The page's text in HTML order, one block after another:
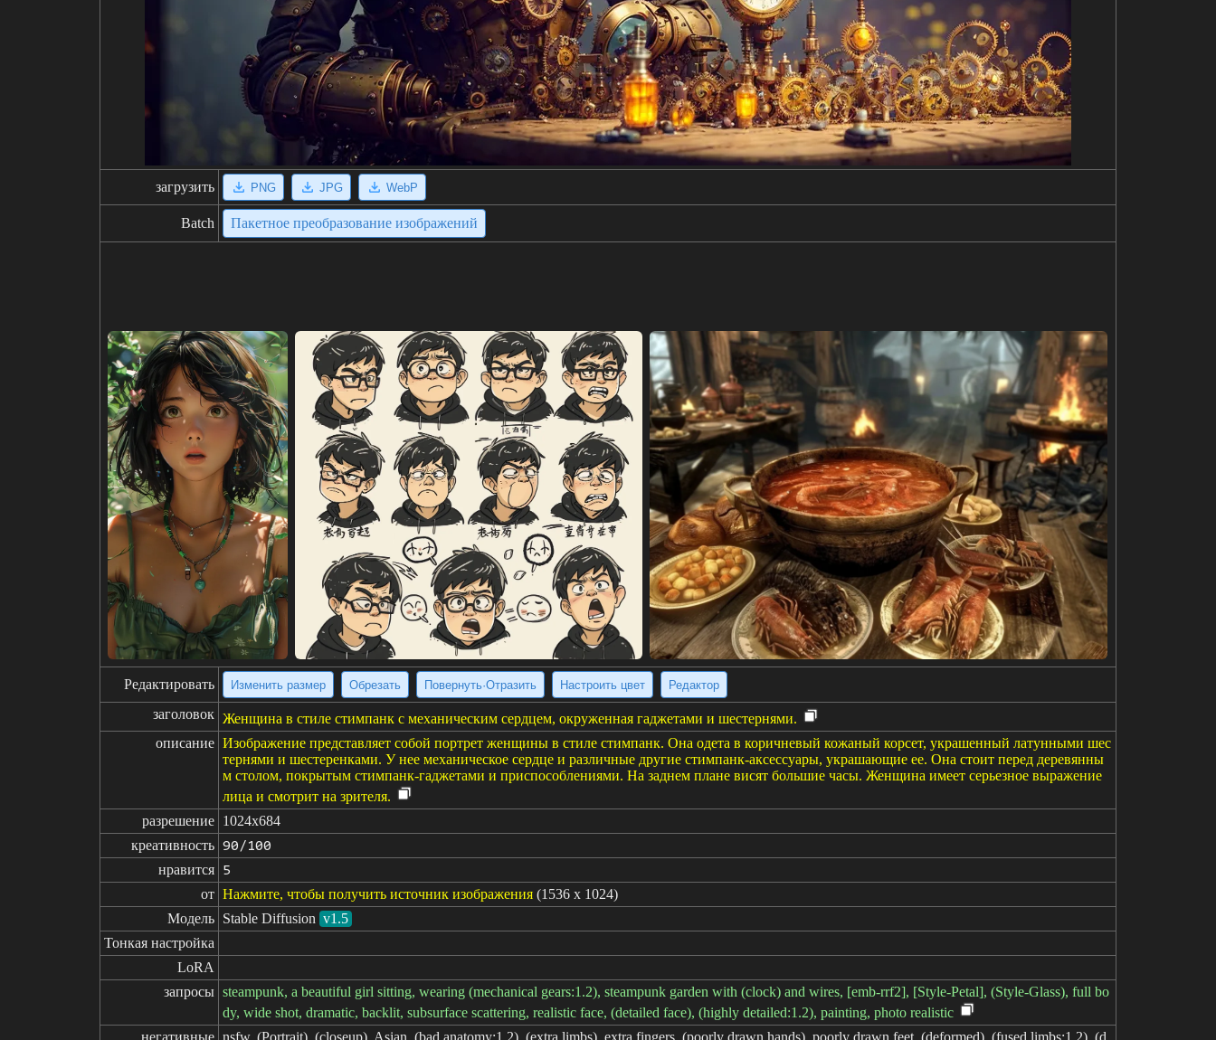
загрузить PNG JPG WebP
Batch Пакетное преобразование изображений
Редактировать Изменить размер Обрезать Повернуть·Отразить Настроить цвет Редактор
заголовок Женщина в стиле стимпанк с механическим сердцем, окруженная гаджетами и шестернями.
описание Изображение представляет собой портрет женщины в стиле стимпанк. Она одета в коричневый кожаный корсет, украшенный латунными шес
тернями и шестеренками. У нее механическое сердце и различные другие стимпанк-аксессуары, украшающие ее. Она стоит перед деревянны
м столом, покрытым стимпанк-гаджетами и приспособлениями. На заднем плане висят большие часы. Женщина имеет серьезное выражение
лица и смотрит на зрителя.
разрешение 1024x684
креативность 90/100
нравится 5
от Нажмите, чтобы получить источник изображения (1536 x 1024)
Модель Stable Diffusion v1.5
Тонкая настройка
LoRA
запросы steampunk, a beautiful girl sitting, wearing (mechanical gears:1.2), steampunk garden with (clock) and wires, [emb-rrf2], [Style-Petal], (Style-Glass), full bo
dy, wide shot, dramatic, backlit, subsurface scattering, realistic face, (detailed face), (highly detailed:1.2), painting, photo realistic
негативные nsfw, (Portrait), (closeup), Asian, (bad anatomy:1.2), (extra limbs), extra fingers, (poorly drawn hands), poorly drawn feet, (deformed), (fused limbs:1.2), (d